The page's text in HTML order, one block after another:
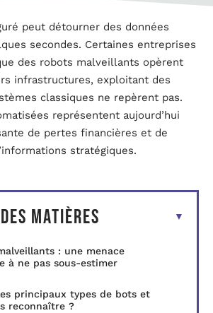
peut détourner des données
secondes. Certaines entreprises
des robots malveillants opèrent
infrastructures, exploitant des
classiques ne repèrent pas.
représentent aujourd’hui
de pertes financières et de
stratégiques.
matières
: une menace
à ne pas sous-estimer
principaux types de bots et
reconnaître ?